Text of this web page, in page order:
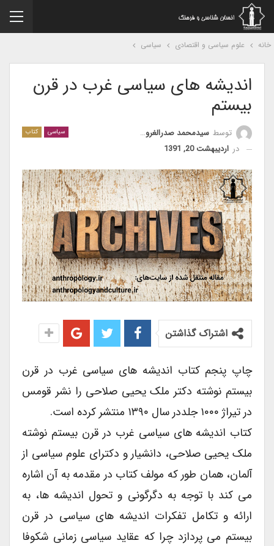
علوم سیاسی و اقتصادی سیاسی
اندیشه های سیاسی غرب در قرن
بیستم
سیاسی کتاب توسطسیدمحمد صدرالغروی
دراردیبهشت 20, 1391
اشتراک گذاشتن
چاپ پنجم کتاب اندیشه های سیاسی غرب در قرن
بیستم نوشته دکتر ملک یحیی صلاحی را نشر قومس
در تیراژ ۱۰۰۰ جلددر سال ۱۳۹۰ منتشر کرده است.
کتاب اندیشه های سیاسی غرب در قرن بیستم نوشته
ملک یحیی صلاحی، دانشیار و دکترای علوم سیاسی از
آلمان، همان طور که مولف کتاب در مقدمه به آن اشاره
می کند با توجه به دگرگونی و تحول اندیشه ها، به
ارائه و تکامل تفکرات اندیشه های سیاسی در قرن
بیستم می پردازد چرا که عقاید سیاسی زمانی شکوفا